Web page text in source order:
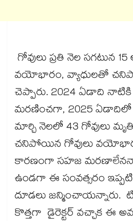
గోవులు ప్రతి నెల సగటున 15
వయోభారం, వ్యాధులతో
చెప్పారు. 2024 ఏడాది నాటికి
మరణించగా, 2025 ఏడాదిలో
మార్చి నెలలో 43 గోవులు
చనిపోయిన గోవులు
కారణంగా సహజ
ఉండగా ఈ సంవత్సరం ఇప్పటి
దూడలు జన్మించాయన్నారు.
కొత్తగా డైరెక్టర్ వచ్చాక ఈ